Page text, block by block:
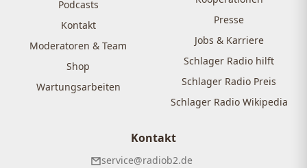
Podcasts
Kontakt
Moderatoren & Team
Shop
Wartungsarbeiten
Presse
Jobs & Karriere
Schlager Radio hilft
Schlager Radio Preis
Schlager Radio Wikipedia
Kontakt
service@radiob2.de